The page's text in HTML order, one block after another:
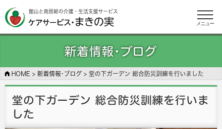
館山と南房総の介護・生活支援サービス
メニュー
新着情報･ブログ
HOME > 新着情報･ブログ > 堂の下ガーデン 総合防災訓練を行いました
堂の下ガーデン 総合防災訓練を行いま
した